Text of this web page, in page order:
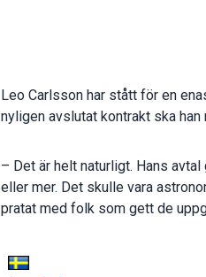
Leo Carlsson har stått för en
nyligen avslutat kontrakt ska
– Det är helt naturligt. Hans
eller mer. Det skulle vara
pratat med folk som gett de